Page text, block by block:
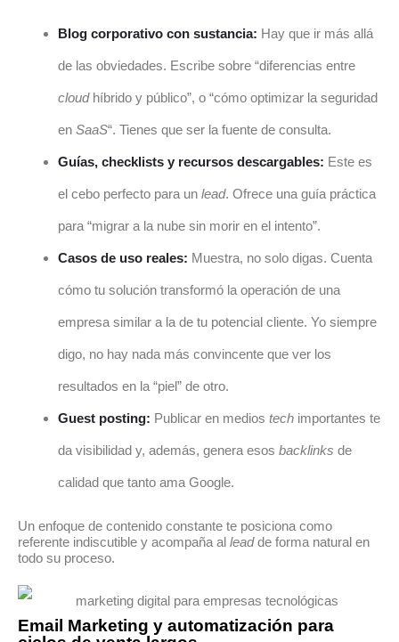
Blog corporativo con sustancia: Hay que ir más allá
de las obviedades. Escribe sobre “diferencias entre
cloudhíbrido y público”, o “cómo optimizar la seguridad
en SaaS“. Tienes que ser la fuente de consulta.
Guías, checklists y recursos descargables: Este es
el cebo perfecto para un lead. Ofrece una guía práctica
para “migrar a la nube sin morir en el intento”.
Casos de uso reales: Muestra, no solo digas. Cuenta
cómo tu solución transformó la operación de una
empresa similar a la de tu potencial cliente. Yo siempre
digo, no hay nada más convincente que ver los
resultados en la “piel” de otro.
Guest posting: Publicar en medios tech importantes te
da visibilidad y, además, genera esos backlinks de
calidad que tanto ama Google.
Un enfoque de contenido constante te posiciona como
referente indiscutible y acompaña al leadde forma natural en
todo su proceso.
Email Marketing y automatización para